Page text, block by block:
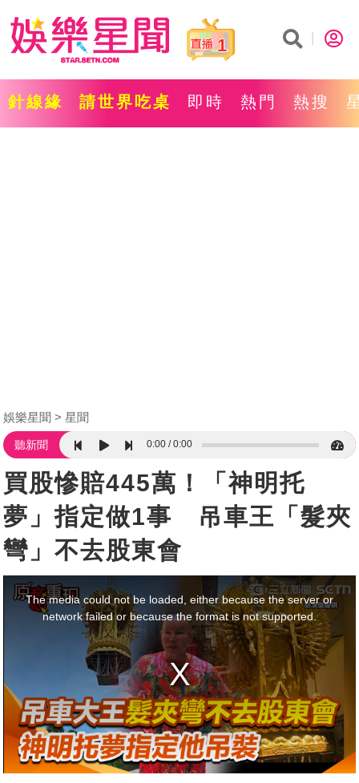
1
針線緣 請世界吃桌 即時 熱門 熱搜
娛樂星聞 星聞
聽新聞 0:00 0:00
買股慘賠445萬！「神明托
夢」指定做1事 吊車王「髮夾
彎」不去股東會
modal
window.
The media could not be loaded, either because the server or
network failed or because the format is not supported.